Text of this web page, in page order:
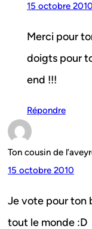
15 octobre 2010
Merci pour
doigts pour
end !!!
Répondre
Ton cousin de
15 octobre 2010
Je vote pour ton
tout le monde :D